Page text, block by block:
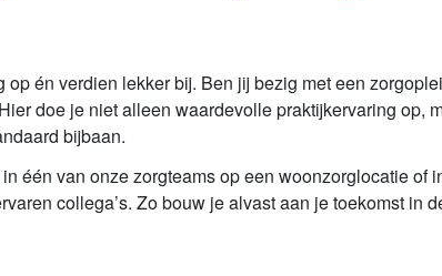
op én verdien lekker bij. Ben jij bezig met een
doe je niet alleen waardevolle praktijkervaring op,
bijbaan.
één van onze zorgteams op een woonzorglocatie
collega’s. Zo bouw je alvast aan je toekomst in